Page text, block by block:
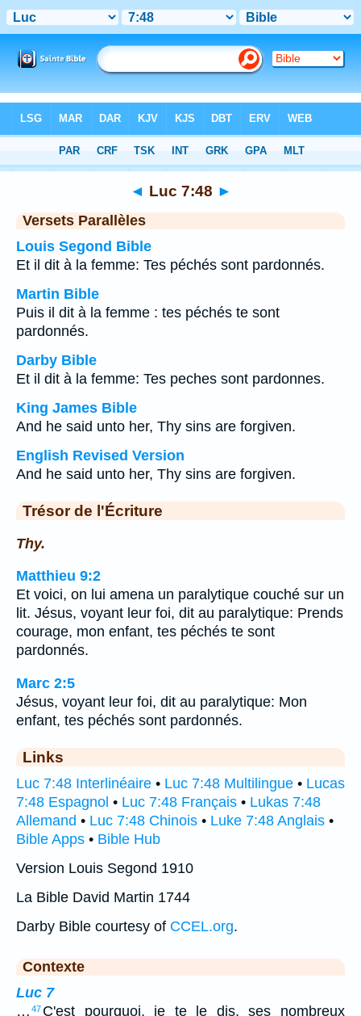
Chapitre 7 > Verset 48
◄ Luc 7:48 ►
Versets Parallèles
Louis Segond Bible
Et il dit à la femme: Tes péchés sont pardonnés.
Martin Bible
Puis il dit à la femme : tes péchés te sont
pardonnés.
Darby Bible
Et il dit à la femme: Tes peches sont pardonnes.
King James Bible
And he said unto her, Thy sins are forgiven.
English Revised Version
And he said unto her, Thy sins are forgiven.
Trésor de l'Écriture
Thy.
Matthieu 9:2
Et voici, on lui amena un paralytique couché sur un
lit. Jésus, voyant leur foi, dit au paralytique: Prends
courage, mon enfant, tes péchés te sont
pardonnés.
Marc 2:5
Jésus, voyant leur foi, dit au paralytique: Mon
enfant, tes péchés sont pardonnés.
Links
Luc 7:48 Interlinéaire • Luc 7:48 Multilingue • Lucas
7:48 Espagnol • Luc 7:48 Français • Lukas 7:48
Allemand • Luc 7:48 Chinois • Luke 7:48 Anglais •
Bible Apps • Bible Hub
Version Louis Segond 1910
La Bible David Martin 1744
Darby Bible courtesy of CCEL.org.
Contexte
Luc 7
… 47 C'est pourquoi, je te le dis, ses nombreux